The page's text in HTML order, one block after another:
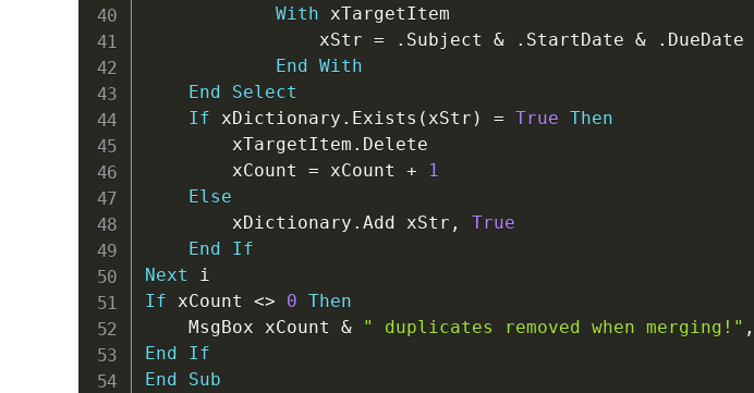
With xTargetItem
                xStr
= . Subject & . StartDate & . DueDate
End
With
End
Select
If xDictionary . Exists ( xStr ) = True Then
        xTargetItem
. Delete
        xCount
= xCount +
1
Else
        xDictionary
. Add xStr ,
True
End
If
Next
If xCount <> 0 Then
    MsgBox xCount
& " duplicates removed when merging!" ,
End
If
End
Sub